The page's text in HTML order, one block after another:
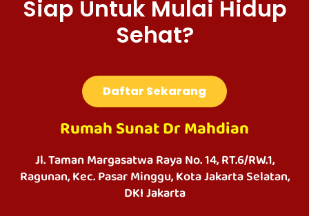
Siap Untuk Mulai Hidup
Sehat?
Daftar Sekarang
Rumah Sunat Dr Mahdian
Jl. Taman Margasatwa Raya No. 14, RT.6/RW.1,
Ragunan, Kec. Pasar Minggu, Kota Jakarta Selatan,
DKI Jakarta